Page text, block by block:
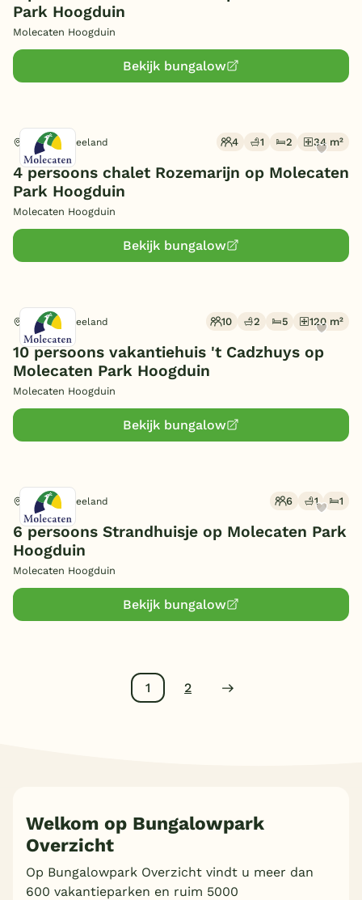
Park Hoogduin
Molecaten Hoogduin
Bekijk bungalow
Cadzand, Zeeland 4 1 2 34 m²
4 persoons chalet Rozemarijn op Molecaten
Park Hoogduin
Molecaten Hoogduin
Bekijk bungalow
Cadzand, Zeeland 10 2 5 120 m²
10 persoons vakantiehuis 't Cadzhuys op
Molecaten Park Hoogduin
Molecaten Hoogduin
Bekijk bungalow
Cadzand, Zeeland 6 1 1
6 persoons Strandhuisje op Molecaten Park
Hoogduin
Molecaten Hoogduin
Bekijk bungalow
1 2
Welkom op Bungalowpark
Overzicht
Op Bungalowpark Overzicht vindt u meer dan
600 vakantieparken en ruim 5000